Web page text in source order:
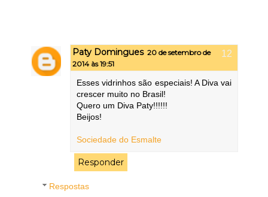
Paty Domingues 20 de setembro de
2014 às 19:51
Esses vidrinhos são especiais! A Diva vai
crescer muito no Brasil!
Quero um Diva Paty!!!!!!
Beijos!
Sociedade do Esmalte
Responder
Respostas